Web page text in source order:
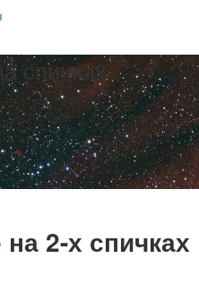
спичках
на 2-х